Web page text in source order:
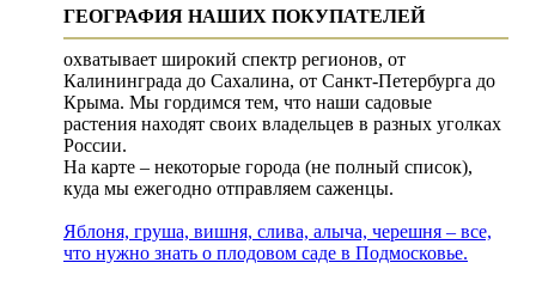
ГЕОГРАФИЯ НАШИХ ПОКУПАТЕЛЕЙ
охватывает широкий спектр регионов, от
Калининграда до Сахалина, от Санкт-Петербурга до
Крыма. Мы гордимся тем, что наши садовые
растения находят своих владельцев в разных уголках
России.
На карте – некоторые города (не полный список),
куда мы ежегодно отправляем саженцы.
Яблоня, груша, вишня, слива, алыча, черешня – все,
что нужно знать о плодовом саде в Подмосковье.